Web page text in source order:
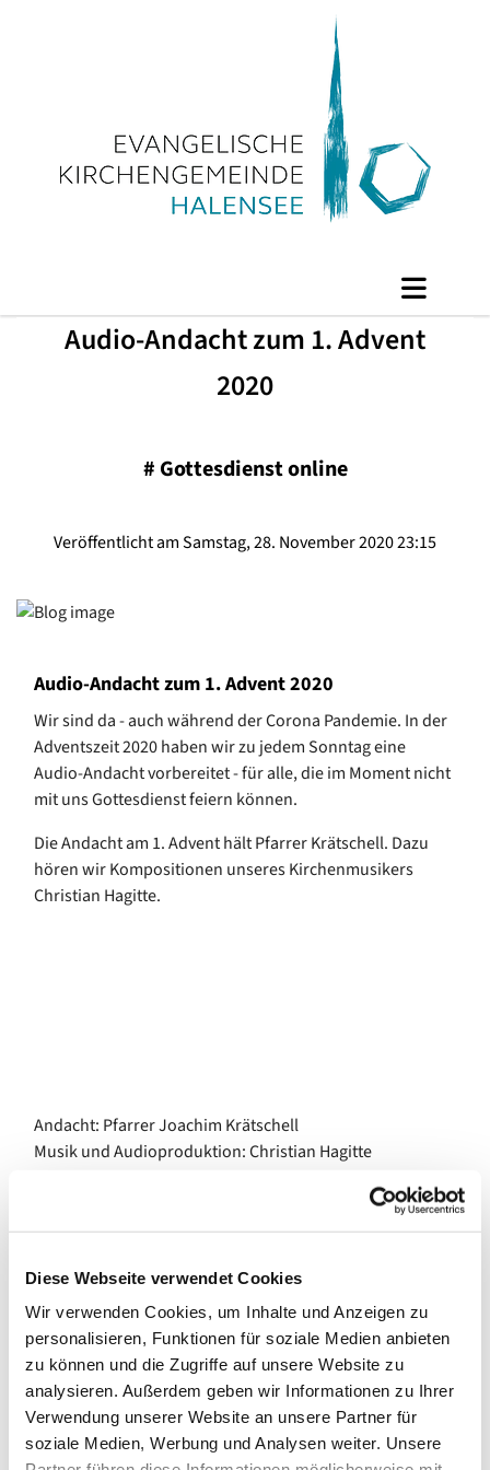
Diese Webseite verwendet Cookies
Wir verwenden Cookies, um Inhalte und Anzeigen zu
personalisieren, Funktionen für soziale Medien anbieten
zu können und die Zugriffe auf unsere Website zu
analysieren. Außerdem geben wir Informationen zu Ihrer
Verwendung unserer Website an unsere Partner für
soziale Medien, Werbung und Analysen weiter. Unsere
Audio-Andacht zum 1. Advent
2020
# Gottesdienst online
Veröffentlicht am Samstag, 28. November 2020 23:15
Audio-Andacht zum 1. Advent 2020
Wir sind da - auch während der Corona Pandemie. In der
Adventszeit 2020 haben wir zu jedem Sonntag eine
Audio-Andacht vorbereitet - für alle, die im Moment nicht
mit uns Gottesdienst feiern können.
Die Andacht am 1. Advent hält Pfarrer Krätschell. Dazu
hören wir Kompositionen unseres Kirchenmusikers
Christian Hagitte.
Andacht: Pfarrer Joachim Krätschell
Musik und Audioproduktion: Christian Hagitte
Dies könnte Sie auch interessieren